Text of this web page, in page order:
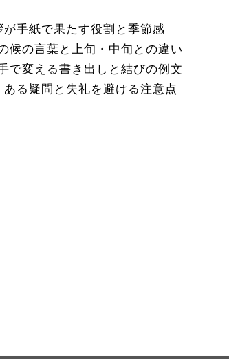
手紙で果たす役割と季節感
候の言葉と上旬・中旬との違い
で変える書き出しと結びの例文
る疑問と失礼を避ける注意点